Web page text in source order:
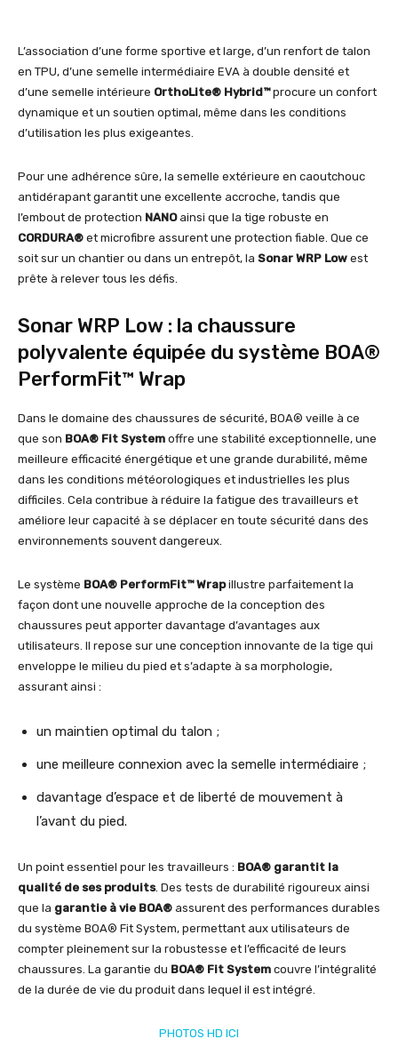
L’association d’une forme sportive et large, d’un renfort de talon
en TPU, d’une semelle intermédiaire EVA à double densité et
d’une semelle intérieure OrthoLite® Hybrid™procure un confort
dynamique et un soutien optimal, même dans les conditions
d’utilisation les plus exigeantes.
Pour une adhérence sûre, la semelle extérieure en caoutchouc
antidérapant garantit une excellente accroche, tandis que
l’embout de protection NANOainsi que la tige robuste en
CORDURA® et microfibre assurent une protection fiable. Que ce
soit sur un chantier ou dans un entrepôt, la Sonar WRP Low est
prête à relever tous les défis.
Sonar WRP Low : la chaussure
polyvalente équipée du système BOA®
PerformFit™ Wrap
Dans le domaine des chaussures de sécurité, BOA® veille à ce
que son BOA® Fit System offre une stabilité exceptionnelle, une
meilleure efficacité énergétique et une grande durabilité, même
dans les conditions météorologiques et industrielles les plus
difficiles. Cela contribue à réduire la fatigue des travailleurs et
améliore leur capacité à se déplacer en toute sécurité dans des
environnements souvent dangereux.
Le système BOA® PerformFit™ Wrapillustre parfaitement la
façon dont une nouvelle approche de la conception des
chaussures peut apporter davantage d’avantages aux
utilisateurs. Il repose sur une conception innovante de la tige qui
enveloppe le milieu du pied et s’adapte à sa morphologie,
assurant ainsi :
un maintien optimal du talon ;
une meilleure connexion avec la semelle intermédiaire ;
davantage d’espace et de liberté de mouvement à
l’avant du pied.
Un point essentiel pour les travailleurs : BOA® garantit la
qualité de ses produits. Des tests de durabilité rigoureux ainsi
que la garantie à vie BOA® assurent des performances durables
du système BOA® Fit System, permettant aux utilisateurs de
compter pleinement sur la robustesse et l’efficacité de leurs
chaussures. La garantie du BOA® Fit System couvre l’intégralité
de la durée de vie du produit dans lequel il est intégré.
PHOTOS HD ICI